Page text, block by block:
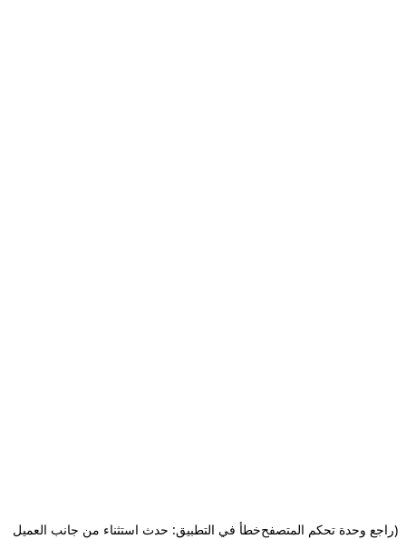
خطأ في التطبيق: حدث استثناء من جانب العميل(راجع وحدة تحكم المتصفح